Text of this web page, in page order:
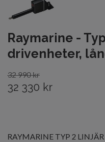
Raymarine -
drivenheter,
32 990 kr
32 330 kr
RAYMARINE TYP 2